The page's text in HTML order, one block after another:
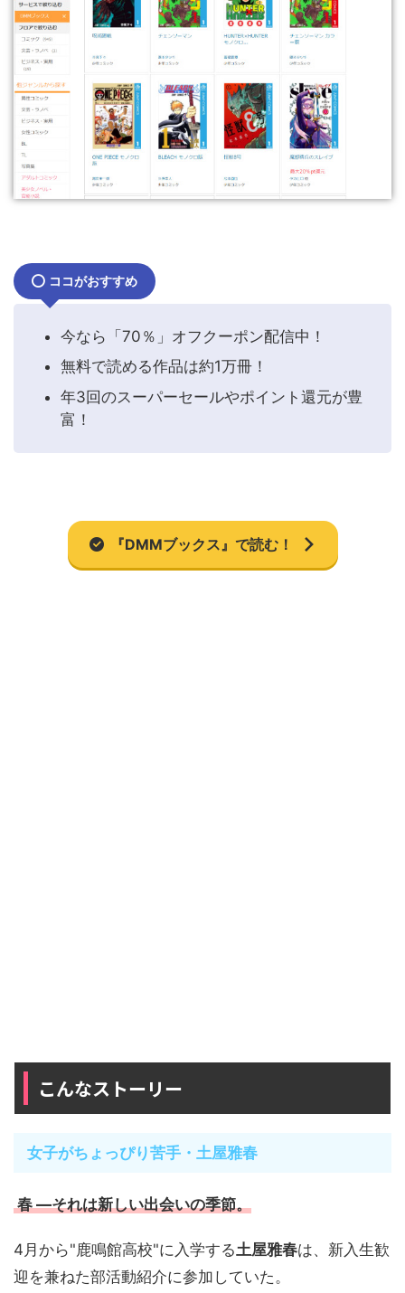
ココがおすすめ
今なら「70％」オフクーポン配信中！
無料で読める作品は約1万冊！
年3回のスーパーセールやポイント還元が豊
富！
『DMMブックス』で読む！
こんなストーリー
女子がちょっぴり苦手・土屋雅春
春 ―それは新しい出会いの季節。
4月から"鹿鳴館高校"に入学する土屋雅春は、新入生歓
迎を兼ねた部活動紹介に参加していた。